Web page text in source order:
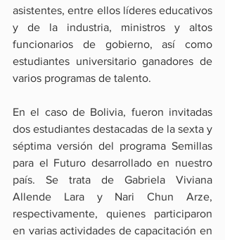
asistentes, entre ellos líderes educativos
y de la industria, ministros y altos
funcionarios de gobierno, así como
estudiantes universitario ganadores de
varios programas de talento.
En el caso de Bolivia, fueron invitadas
dos estudiantes destacadas de la sexta y
séptima versión del programa Semillas
para el Futuro desarrollado en nuestro
país. Se trata de Gabriela Viviana
Allende Lara y Nari Chun Arze,
respectivamente, quienes participaron
en varias actividades de capacitación en